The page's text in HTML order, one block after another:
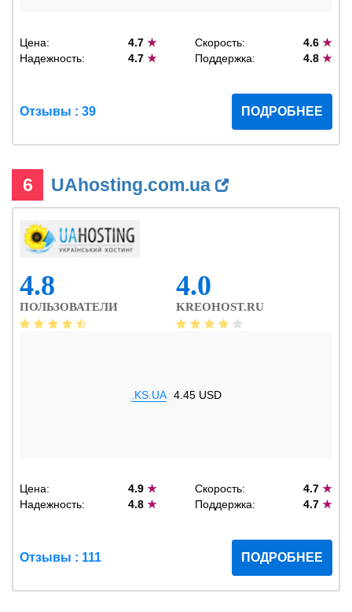
Цена: 4.7★ Скорость: 4.6 ★
Надежность:
4.7★ Поддержка: 4.8 ★
Отзывы : 39 ПОДРОБНЕЕ
6 UAhosting.com.ua
4.8
ПОЛЬЗОВАТЕЛИ
4.0
KREOHOST.RU
.KS.UA 4.45 USD
Цена: 4.9★ Скорость: 4.7 ★
Надежность:
4.8★ Поддержка: 4.7 ★
Отзывы : 111 ПОДРОБНЕЕ